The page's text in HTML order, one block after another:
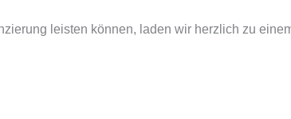
leisten können, laden wir herzlich zu